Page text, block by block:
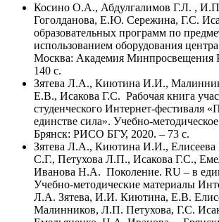
Косино О.А., Абдулгалимов Г.Л. ,
Гоголданова, Е.Ю. Сережина, Г.С.
образовательных программ по
использованием оборудования
Москва: Академия Минпросвещения
140 с.
Зятева Л.А., Киютина И.И.,
Е.В., Исакова Г.С. Рабочая книга
студенческого Интернет-фестиваля
единстве сила». Учебно-
Брянск: РИСО БГУ, 2020. – 73 с.
Зятева Л.А., Киютина И.И.,
С.Г., Петухова Л.П., Исакова Г.С.,
Иванова Н.А. Поколение. RU – в
Учебно-методические материалы
Л.А. Зятева, И.И. Киютина, Е.В.
Малинников, Л.П. Петухова, Г.С.